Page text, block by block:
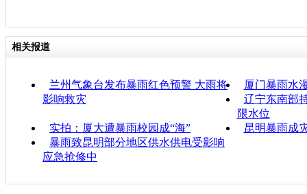
相关报道
兰州气象台发布暴雨红色预警 大雨将
影响救灾
厦门暴雨水
辽宁东南部
限水位
实拍：厦大遭暴雨校园成“海”
昆明暴雨成
暴雨致昆明部分地区供水供电受影响
应急抢修中